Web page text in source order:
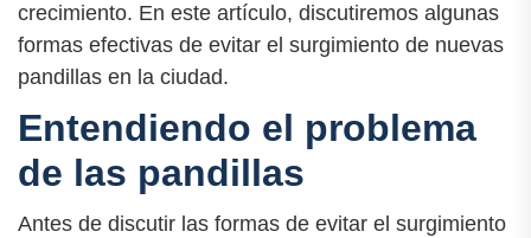
crecimiento. En este artículo, discutiremos algunas
formas efectivas de evitar el surgimiento de nuevas
pandillas en la ciudad.
Entendiendo el problema
de las pandillas
Antes de discutir las formas de evitar el surgimiento